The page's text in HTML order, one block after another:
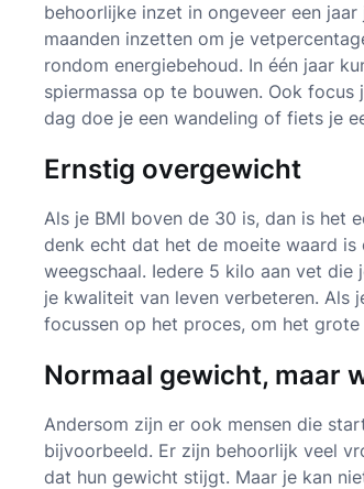
behoorlijke inzet in ongeveer een
maanden inzetten om je
rondom energiebehoud. In één jaar
spiermassa op te bouwen. Ook
dag doe je een wandeling of fiets je
Ernstig overgewicht
Als je BMI boven de 30 is, dan is het
denk echt dat het de moeite waard
weegschaal. Iedere 5 kilo aan vet
je kwaliteit van leven verbeteren. Als
focussen op het proces, om het
Normaal gewicht, maar
Andersom zijn er ook mensen die
bijvoorbeeld. Er zijn behoorlijk veel
dat hun gewicht stijgt. Maar je kan